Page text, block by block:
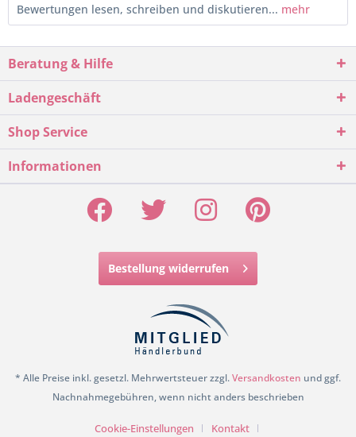
Bewertungen lesen, schreiben und diskutieren... mehr
Beratung & Hilfe
Ladengeschäft
Shop Service
Informationen
Bestellung widerrufen
* Alle Preise inkl. gesetzl. Mehrwertsteuer zzgl.Versandkosten und ggf.
Nachnahmegebühren, wenn nicht anders beschrieben
Cookie-Einstellungen
Kontakt